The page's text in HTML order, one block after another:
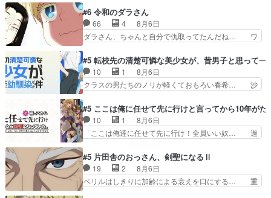
一難、律がビオラの呪縛から… 「私はあなたが嫌
いなんです」「バンドやめ… 何が起きているの
か！？次週、みゅーたいぷ…
マドンってなんなん！？人見知りっぽい… なんな
ら下ネタ0じゃなかったかこんな回が… 他のエピ
ソードに対してマイルドな回だった… 今回はだい
ぶある程度抑えてる？w感じな気… アルねこ、そ
ていたゴキブリ死んでるGP… アルねこ危険です
よね。健康的な面で··江… 酔い潰れ行き着いた江
ノ島で、朝日を眺めな…
#6 令和のダラさん
66 4
8月6日
ダラさん、ちゃんと自分で仇取ってたんだね… ワ
ットに憧れてビーム撃ちたいと…そうい… 余りに
も凄惨なダラさんの過去ダラさんの６… 過去編は
これで一区切りかなギャグも面白い… ガンガガン
♪薫がなんかしっかり歌ってロマ… 姉巫女の誤
日頃からガンガン言うてないで… このアニメはど
こに行くのだろう、面白すぎ… 姉のした事はただ
単に一族を絶滅させただけ…
#5 転校先の清楚可憐な美少女が、昔男子と思って一
10 1
8月6日
クラスの男たちのノリが軽くておもろい春希… 沙
もちゃんが透けブラしててびっくりして… レベル
のキャラが登場。相変わらず顔や体の… 隼人が春
希の級友を巻き込んだイジりに動じ… 第５話を
U-NEXTで視聴しました。視聴… ラブコメで天然
す隼人を見てなぜか不安に… 無理なダイエットは
禁物だけど、なかなか結… 「これからもお手入
れ、がんばりゅ」ありが…
#5 ここは俺に任せて先に行けと言ってから10年が
10 1
8月6日
「ここは俺達に任せて先に行け！全員いい奴… 過
鈴奈（@0suzuna0）が【マリー… 村ごと乗っ取
られてたら流石に気付かないか… 《漫画版少し読
んだことある》エリックとゴ… ロックは敵に容赦
無くブスっといくから気持… 勇者パーティー再結
#5 片田舎のおっさん、剣聖になるⅡ
19 2
8月6日
ベリルはしきりに加齢による衰えを口にする… 重